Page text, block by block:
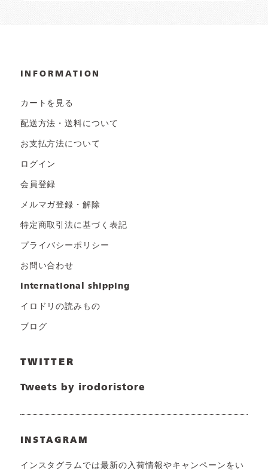
INFORMATION
カートを見る
配送方法・送料について
お支払方法について
ログイン
会員登録
メルマガ登録・解除
特定商取引法に基づく表記
プライバシーポリシー
お問い合わせ
international shipping
イロドリの読みもの
ブログ
TWITTER
Tweets by irodoristore
INSTAGRAM
インスタグラムでは最新の入荷情報やキャンペーンをい